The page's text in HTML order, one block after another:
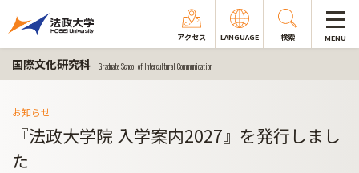
アクセス LANGUAGE 検索 MENU
国際文化研究科 Graduate School of Intercultural Communication
お知らせ
『法政大学院 入学案内2027』を発行しまし
た